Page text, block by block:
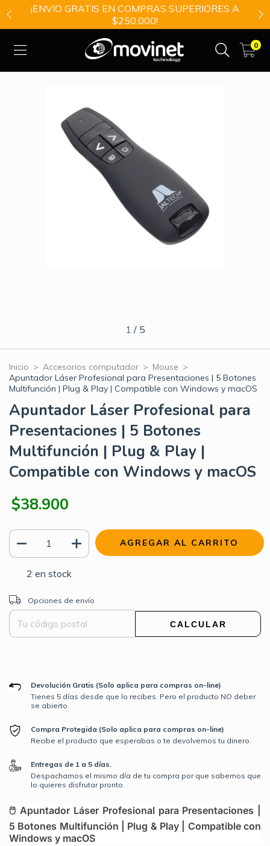
¡ENVIO GRATIS EN COMPRAS SUPERIORES A
$250.000!
0
1 / 5
Inicio > Accesorios computador > Mouse >
Apuntador Láser Profesional para Presentaciones | 5 Botones
Multifunción | Plug & Play | Compatible con Windows y macOS
Apuntador Láser Profesional para
Presentaciones | 5 Botones
Multifunción | Plug & Play |
Compatible con Windows y macOS
$38.900
2 en stock
Entregas para el CP:
Opciones de envío
CALCULAR
Devolución Gratis (Solo aplica para compras on-line)
Tienes 5 días desde que lo recibes. Pero el producto NO deber
se abierto.
Compra Protegida (Solo aplica para compras on-line)
Recibe el producto que esperabas o te devolvemos tu dinero.
Entregas de 1 a 5 días.
Despachamos el mismo día de tu compra por que sabemos que
lo quieres disfrutar pronto.
🖱️ Apuntador Láser Profesional para Presentaciones |
5 Botones Multifunción | Plug & Play | Compatible con
Windows y macOS